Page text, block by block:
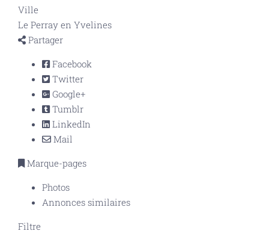
Ville
Le Perray en Yvelines
Partager
Facebook
Twitter
Google+
Tumblr
LinkedIn
Mail
Marque-pages
Photos
Annonces similaires
Filtre